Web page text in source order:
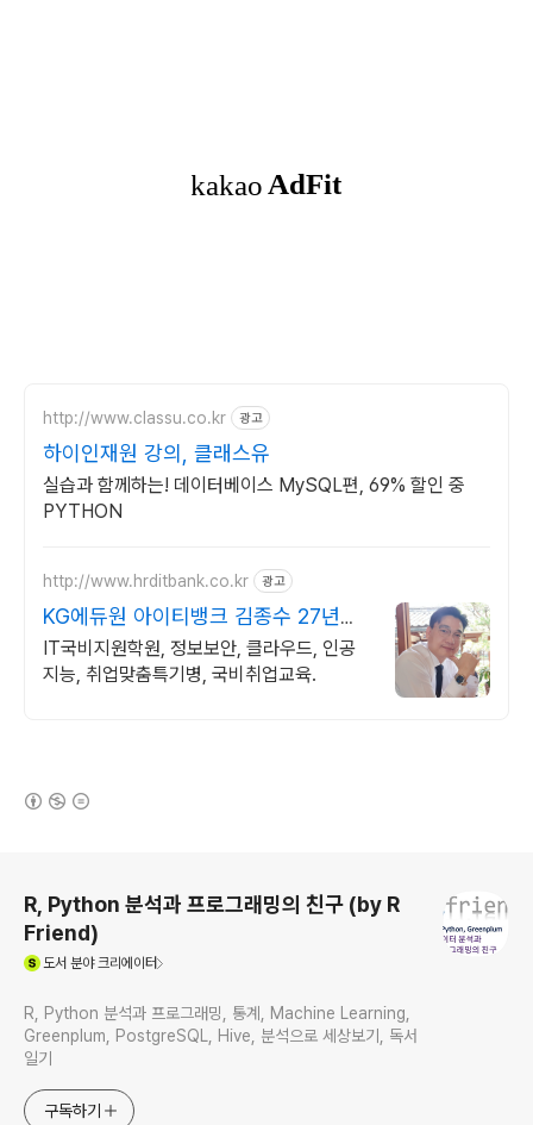
http://www.classu.co.kr 광고
하이인재원 강의, 클래스유
실습과 함께하는! 데이터베이스 MySQL편, 69% 할인 중
PYTHON
http://www.hrditbank.co.kr 광고
KG에듀원 아이티뱅크 김종수 27년경
력전문가 IT취업상담
IT국비지원학원, 정보보안, 클라우드, 인공
지능, 취업맞춤특기병, 국비취업교육.
R, Python 분석과 프로그래밍의 친구 (by R
Friend)
도서 분야 크리에이터
R, Python 분석과 프로그래밍, 통계, Machine Learning,
Greenplum, PostgreSQL, Hive, 분석으로 세상보기, 독서
일기
구독하기